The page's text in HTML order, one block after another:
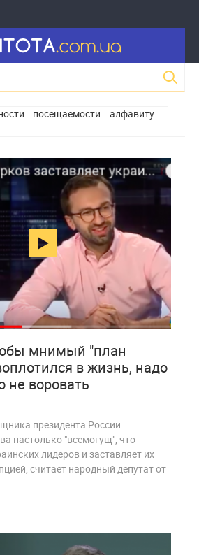
посещаемости алфавиту
мнимый "план
в жизнь, надо
не воровать
президента России
настолько "всемогущ", что
лидеров и заставляет их
считает народный депутат от